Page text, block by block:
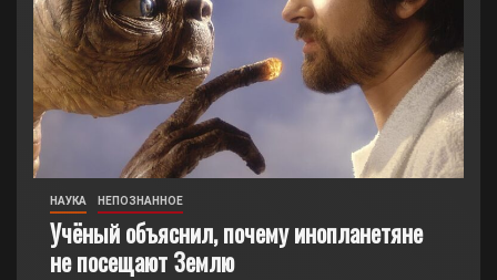
НАУКА НЕПОЗНАННОЕ
Учёный объяснил, почему инопланетяне
не посещают Землю